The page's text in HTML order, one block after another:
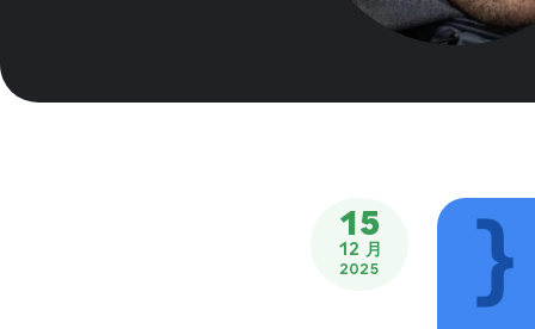
15
12 月
2025